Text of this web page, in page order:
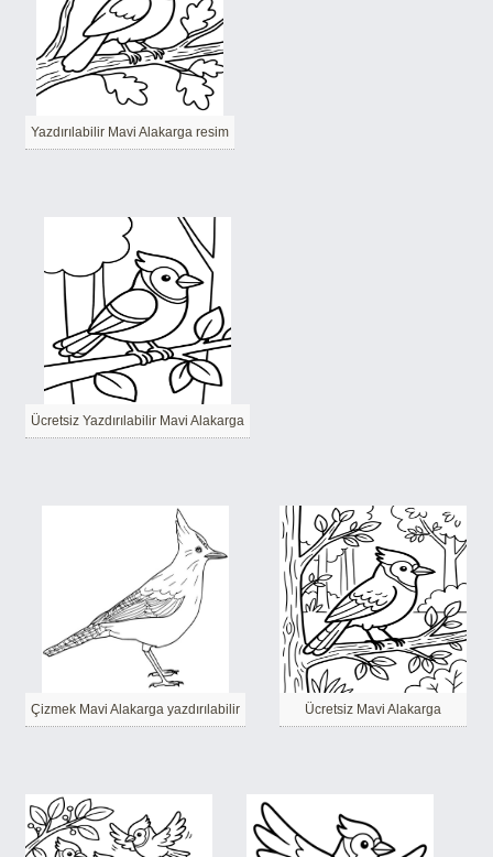
Yazdırılabilir Mavi Alakarga resim
Ücretsiz Yazdırılabilir Mavi Alakarga
Çizmek Mavi Alakarga yazdırılabilir Ücretsiz Mavi Alakarga